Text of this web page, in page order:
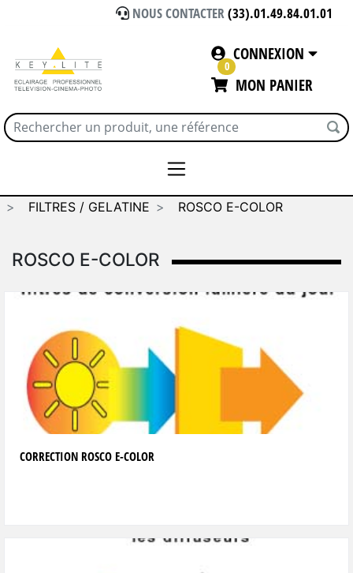
NOUS CONTACTER(33).01.49.84.01.01
CONNEXION
0
MON PANIER
FILTRES / GELATINE
ROSCO E-COLOR
ROSCO E-COLOR
CORRECTION ROSCO E-COLOR